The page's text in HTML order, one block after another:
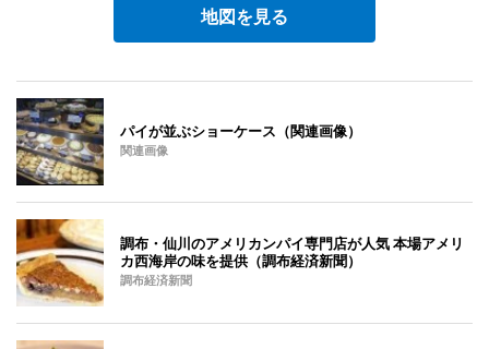
地図を見る
パイが並ぶショーケース（関連画像）
関連画像
調布・仙川のアメリカンパイ専門店が人気 本場アメリ
カ西海岸の味を提供（調布経済新聞）
調布経済新聞